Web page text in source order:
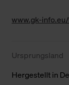
www.gk-
Ursprungsland
Hergestellt in